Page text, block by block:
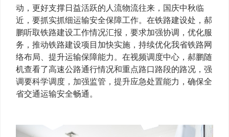
动，更好支撑日益活跃的人流物流往来，国庆中秋临
近，要抓实抓细运输安全保障工作。在铁路建设处，郝
鹏听取铁路建设工作情况汇报，要求加强协调，优化服
务，推动铁路建设项目加快实施，持续优化我省铁路网
络布局、提升运输保障能力。在视频调度中心，郝鹏随
机查看了高速公路通行情况和重点路口路段的路况，强
调要科学调度，加强监管，提升应急处置能力，确保全
省交通运输安全畅通。